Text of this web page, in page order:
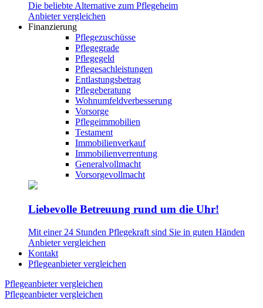
Die beliebte Alternative zum Pflegeheim
Anbieter vergleichen
Finanzierung
Pflegezuschüsse
Pflegegrade
Pflegegeld
Pflegesachleistungen
Entlastungsbetrag
Pflegeberatung
Wohnumfeldverbesserung
Vorsorge
Pflegeimmobilien
Testament
Immobilienverkauf
Immobilienverrentung
Generalvollmacht
Vorsorgevollmacht
Liebevolle Betreuung rund um die Uhr!
Mit einer 24 Stunden Pflegekraft sind Sie in guten Händen
Anbieter vergleichen
Kontakt
Pflegeanbieter vergleichen
Pflegeanbieter vergleichen
Pflegeanbieter vergleichen